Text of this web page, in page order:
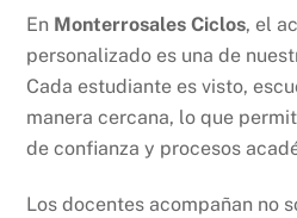
En Monterrosales Ciclos, el
personalizado es una de
Cada estudiante es visto,
manera cercana, lo que
de confianza y procesos
Los docentes acompañan no